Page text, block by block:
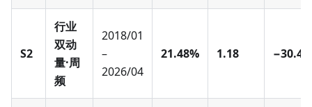
S2
行业
双动
量·周
频
2018/01
–
2026/04
21.48% 1.18